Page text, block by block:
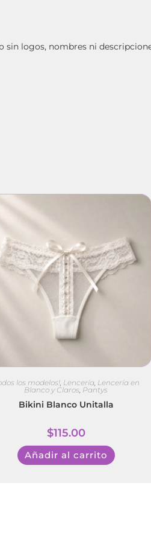
sin logos, nombres ni
los modelos!, Lencería, Lencería en
Blanco y Claros, Pantys
Bikini Blanco Unitalla
$115.00
Añadir al carrito